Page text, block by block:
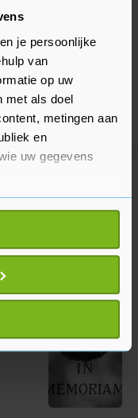
je persoonlijke
van
op uw
met als doel
metingen aan
en
uw gegevens
geografische
kan zijn
het actief te
(fingerprinting)
worden
wijzigen of
en wordt jouw